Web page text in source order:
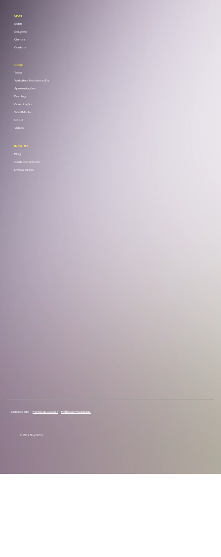
CH34
Sobre
Soluções
Clientes
Contato
CASES
Todos
Websites, Hotsites e LPs
Apresentações
Branding
Comunicação
Social Media
UX e UI
Vídeos
INSIGHTS
Blog
Conteúdo gratuito
Livros e cursos
Mapa do site -Política de Cookies- Política de Privacidade
© 2025 by Ch34